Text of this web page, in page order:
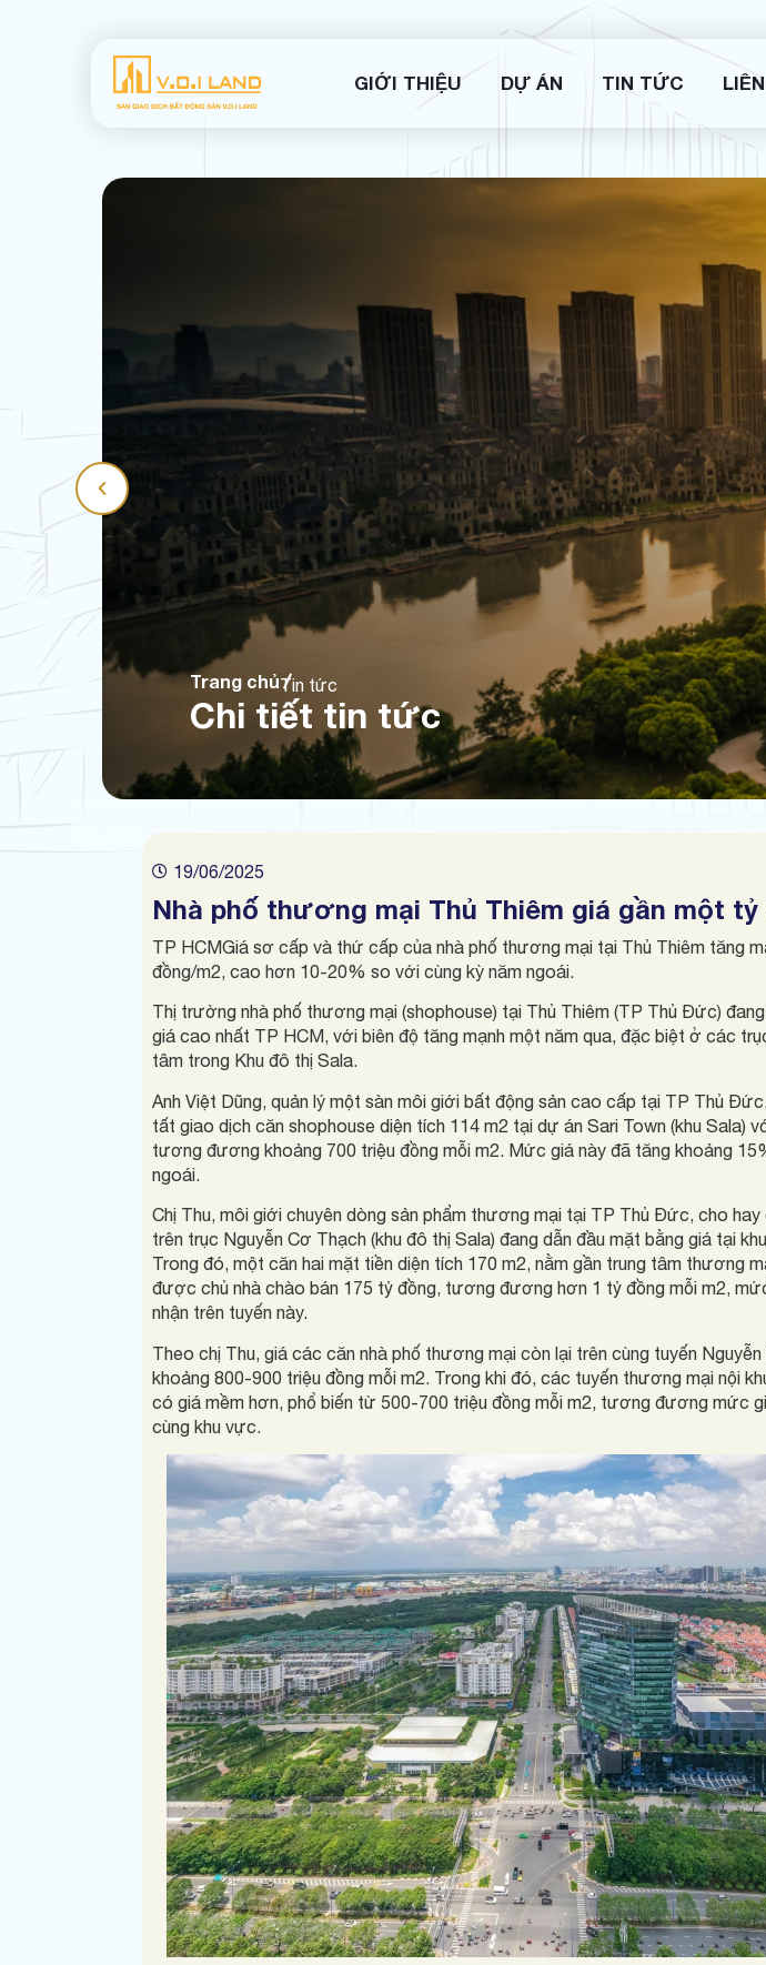
GIỚI THIỆU DỰ ÁN TIN TỨC
Trang chủTin tức
Chi tiết tin tức
19/06/2025
Nhà phố thương mại Thủ Thiêm giá gần một tỷ
TP HCMGiá sơ cấp và thứ cấp của nhà phố thương mại tại Thủ Thiêm tăng
đồng/m2, cao hơn 10-20% so với cùng kỳ năm ngoái.
Thị trường nhà phố thương mại (shophouse) tại Thủ Thiêm (TP Thủ Đức)
giá cao nhất TP HCM, với biên độ tăng mạnh một năm qua, đặc biệt ở các
tâm trong Khu đô thị Sala.
Anh Việt Dũng, quản lý một sàn môi giới bất động sản cao cấp tại TP Thủ
tất giao dịch căn shophouse diện tích 114 m2 tại dự án Sari Town (khu Sala)
tương đương khoảng 700 triệu đồng mỗi m2. Mức giá này đã tăng khoảng
ngoái.
Chị Thu, môi giới chuyên dòng sản phẩm thương mại tại TP Thủ Đức, cho
trên trục Nguyễn Cơ Thạch (khu đô thị Sala) đang dẫn đầu mặt bằng giá tại
Trong đó, một căn hai mặt tiền diện tích 170 m2, nằm gần trung tâm thương
được chủ nhà chào bán 175 tỷ đồng, tương đương hơn 1 tỷ đồng mỗi m2,
nhận trên tuyến này.
Theo chị Thu, giá các căn nhà phố thương mại còn lại trên cùng tuyến
khoảng 800-900 triệu đồng mỗi m2. Trong khi đó, các tuyến thương mại nội
có giá mềm hơn, phổ biến từ 500-700 triệu đồng mỗi m2, tương đương mức
cùng khu vực.